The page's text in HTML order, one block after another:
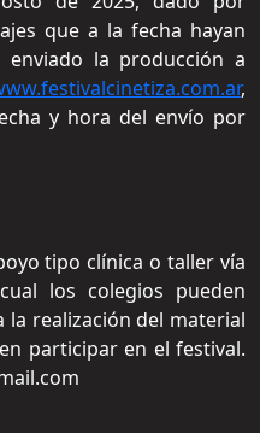
que a la fecha hayan
la producción a
,
y hora del envío por
tipo clínica o taller vía
los colegios pueden
realización del material
participar en el festival.